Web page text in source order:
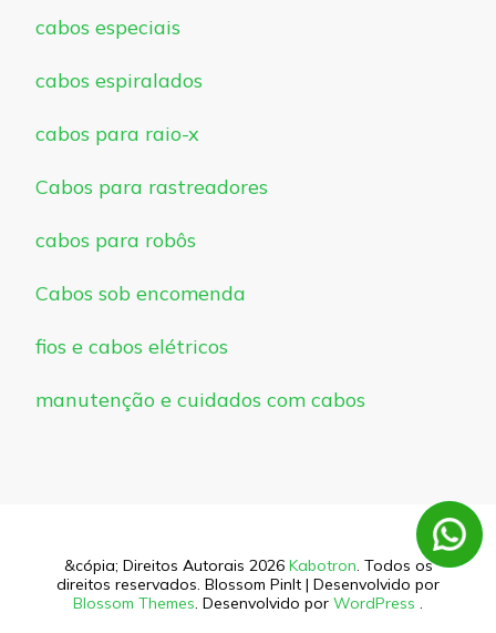
cabos especiais
cabos espiralados
cabos para raio-x
Cabos para rastreadores
cabos para robôs
Cabos sob encomenda
fios e cabos elétricos
manutenção e cuidados com cabos
&cópia; Direitos Autorais 2026 Kabotron. Todos os
direitos reservados. Blossom PinIt | Desenvolvido por
Blossom Themes. Desenvolvido por WordPress .